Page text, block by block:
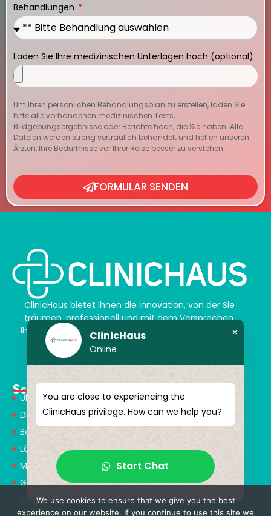
Behandlungen
Laden Sie Ihre medizinischen Unterlagen hoch (optional)
Um Ihren persönlichen Behandlungsplan zu erstellen, laden Sie
bitte alle vorhandenen medizinischen Tests,
Bildgebungsergebnisse oder Berichte hoch, die Sie haben. Alle
Dateien werden streng vertraulich behandelt und helfen unseren
Ärzten, Ihre Bedürfnisse vor Ihrer Reise besser zu verstehen.
FORMULAR SENDEN
ClinicHaus bietet Ihnen die Innovation, von der Sie
träumen, professionell und mit dem Versprechen,
Ihnen magische Akzente zu verleihen. Schenken Sie
sich selbst ein neues „Ich“.
Schnellmenü
Über Uns
Dienstleistungen
Behandlungen
Lösungspartner
Medical Consultants
Gesundheitstourismus
Blog
ClinicHaus
Online
×
You are close to experiencing the
ClinicHaus privilege. How can we help you?
Start Chat
We use cookies to ensure that we give you the best
experience on our website. If you continue to use this site we